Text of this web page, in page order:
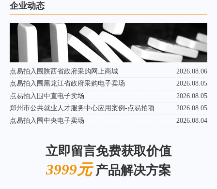
企业动态
点易拍入围陕西省政府采购网上商城
2026.08.06
点易拍入围黑龙江省政府采购电子卖场
2026.08.05
点易拍入围中直电子卖场
2026.08.05
郑州市公共就业人才服务中心应用案例-点易拍项
2026.08.05
点易拍入围中央电子卖场
2026.08.04
立即留言免费获取价值
3999元产品解决方案